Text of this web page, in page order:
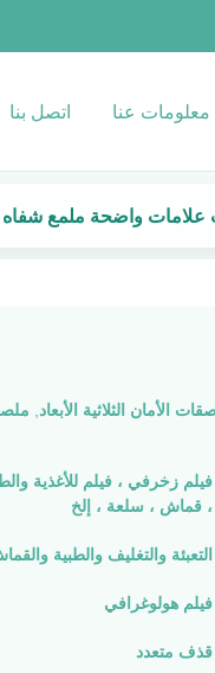
معلومات عنا اتصل بنا
واضحة ملمع شفاه ثلاثي
الأمان الثلاثية الأبعاد
فيلم زخرفي ، فيلم للأغذية
، قماش ، سلعة ، إلخ
التعبئة والتغليف والطبية
فيلم هولوغرافي
قذف متعدد